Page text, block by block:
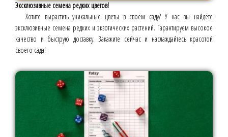
Эксклюзивные семена редких цветов!
Хотите вырастить уникальные цветы в своём саду? У нас вы найдёте
эксклюзивные семена редких и экзотических растений. Гарантируем высокое
качество и быструю доставку. Закажите сейчас и наслаждайтесь красотой
своего сада!